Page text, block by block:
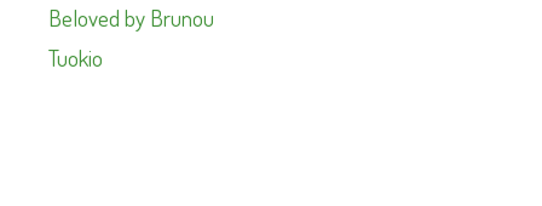
Beloved by Brunou
Tuokio